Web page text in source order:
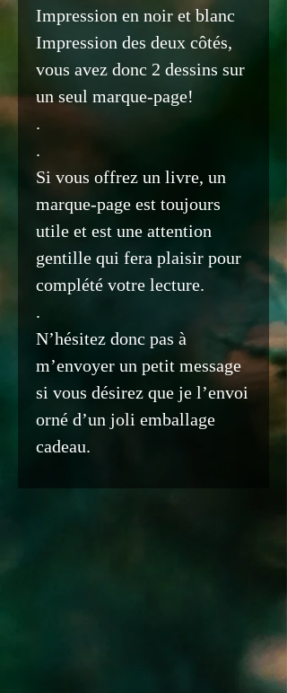
Impression en noir et blanc
Impression des deux côtés,
vous avez donc 2 dessins sur
un seul marque-page!
.
.
Si vous offrez un livre, un
marque-page est toujours
utile et est une attention
gentille qui fera plaisir pour
complété votre lecture.
.
N’hésitez donc pas à
m’envoyer un petit message
si vous désirez que je l’envoi
orné d’un joli emballage
cadeau.